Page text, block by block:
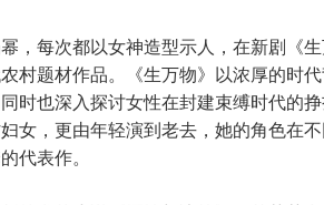
，每次都以女神造型示人，在新剧《
村题材作品。《生万物》以浓厚的时
时也深入探讨女性在封建束缚时代的
女，更由年轻演到老去，她的角色在
代表作。